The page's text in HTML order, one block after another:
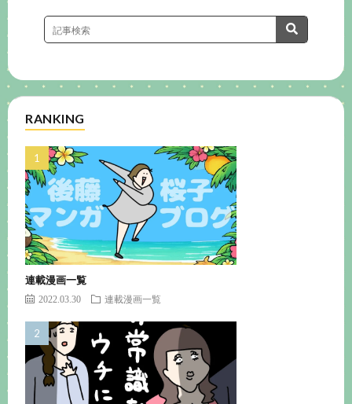
RANKING
連載漫画一覧
2022.03.30 連載漫画一覧